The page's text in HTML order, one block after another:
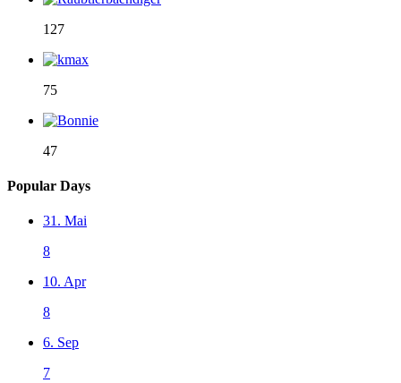
127
75
47
Popular Days
31. Mai
8
10. Apr
8
6. Sep
7